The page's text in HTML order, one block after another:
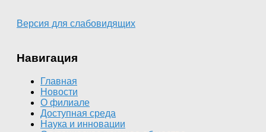
Версия для слабовидящих
Навигация
Главная
Новости
О филиале
Доступная среда
Наука и инновации